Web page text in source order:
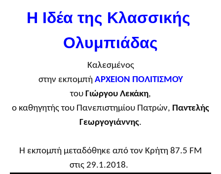
Η Ιδέα της Κλασσικής
Ολυμπιάδας
Καλεσμένος
στην εκπομπή ΑΡΧΕΙΟΝ ΠΟΛΙΤΙΣΜΟΥ
του Γιώργου Λεκάκη,
ο καθηγητής του Πανεπιστημίου Πατρών, Παντελής
Γεωργογιάννης.
Η εκπομπή μεταδόθηκε από τον Κρήτη 87.5 FM
στις 29.1.2018.